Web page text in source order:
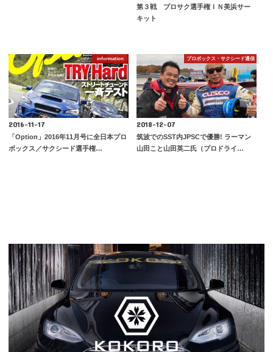
第３戦 プロサク選手権ＩＮ美浜サー
キット
information
2016-11-17
「Option」2016年11月号に全日本プロ
ボックス／サクシード選手権…
プロボックス・サクシード通信
2018-12-07
筑波でのSST内JPSCで優勝! ラーマン
山田こと山田英二氏（プロドライ…